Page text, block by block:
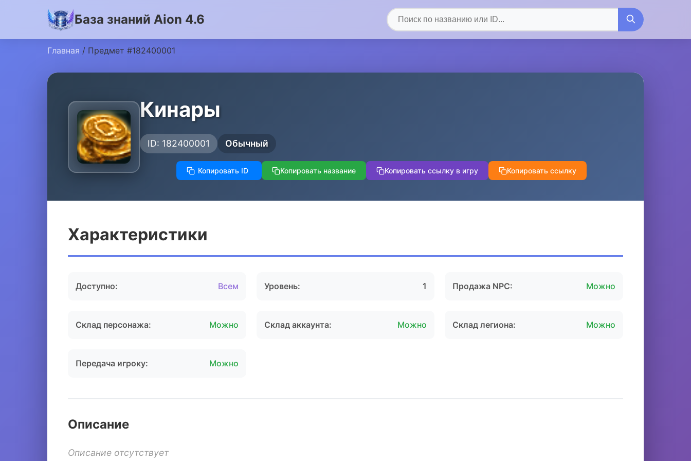
База знаний Aion 4.6
Главная / Предмет #182400001
Кинары
ID: 182400001 Обычный
Копировать ID Копировать название Копировать ссылку в игру Копировать ссылку
Характеристики
Доступно: Всем Уровень: 1 Продажа NPC: Можно
Склад персонажа: Можно Склад аккаунта: Можно Склад легиона: Можно
Передача игроку: Можно
Описание
Описание отсутствует